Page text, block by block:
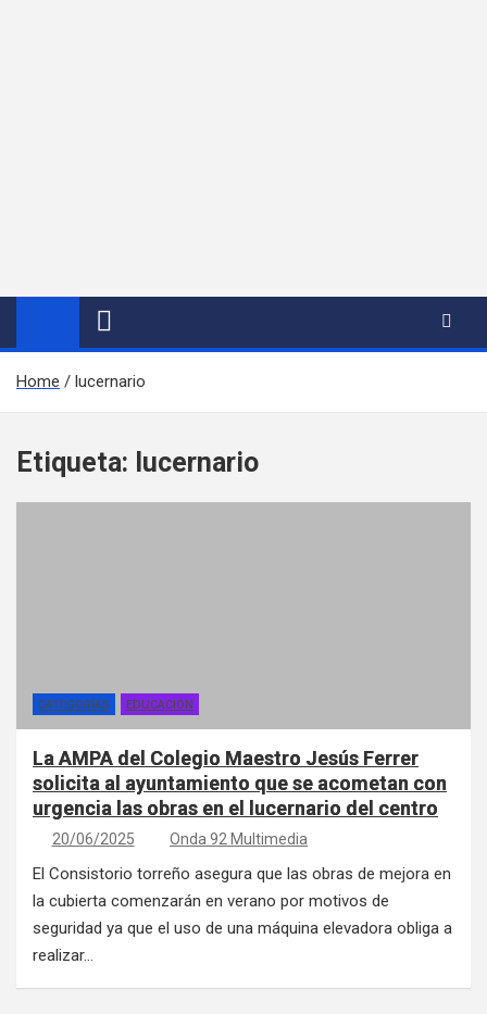
Home lucernario
Etiqueta: lucernario
CATEGORÍAS EDUCACIÓN
La AMPA del Colegio Maestro Jesús Ferrer
solicita al ayuntamiento que se acometan con
urgencia las obras en el lucernario del centro
20/06/2025 Onda 92 Multimedia
El Consistorio torreño asegura que las obras de mejora en
la cubierta comenzarán en verano por motivos de
seguridad ya que el uso de una máquina elevadora obliga a
realizar…